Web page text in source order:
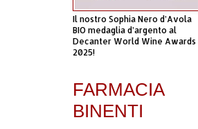
Il nostro Sophia Nero d’Avola
BIO medaglia d’argento al
Decanter World Wine Awards
2025!
FARMACIA
BINENTI